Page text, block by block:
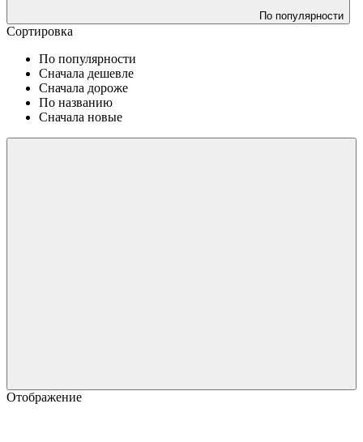
По популярности
Сортировка
По популярности
Сначала дешевле
Сначала дороже
По названию
Сначала новые
Отображение